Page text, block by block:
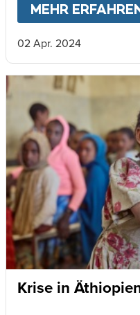
MEHR
02 Apr. 2024
Krise in